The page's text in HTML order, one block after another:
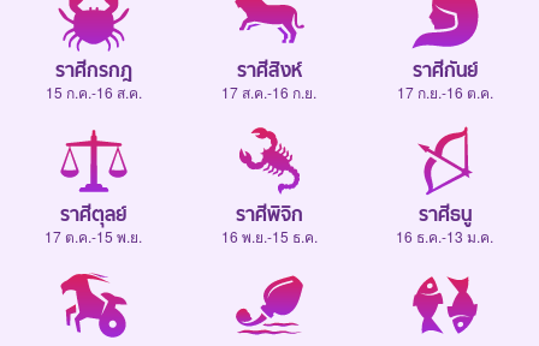
ราศีกรกฎ
15 ก.ค.-16 ส.ค.
ราศีสิงห์
17 ส.ค.-16 ก.ย.
ราศีกันย์
17 ก.ย.-16 ต.ค.
ราศีตุลย์
17 ต.ค.-15 พ.ย.
ราศีพิจิก
16 พ.ย.-15 ธ.ค.
ราศีธนู
16 ธ.ค.-13 ม.ค.